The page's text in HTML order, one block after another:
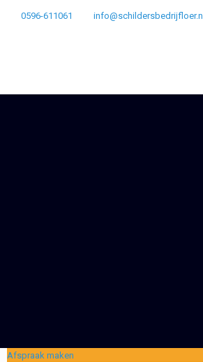
0596-611061 info@schildersbedrijfloer.nl
Afspraak maken